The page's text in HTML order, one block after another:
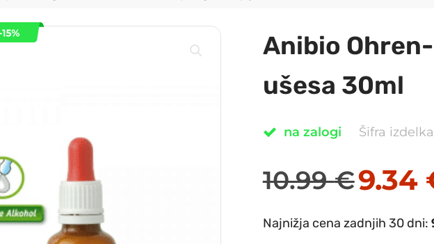
Anibio
ušesa 30ml
na zalogi Šifra
10.99€
Izvirna
9.34
Trenutna
Najnižja cena zadnjih 30 dni: